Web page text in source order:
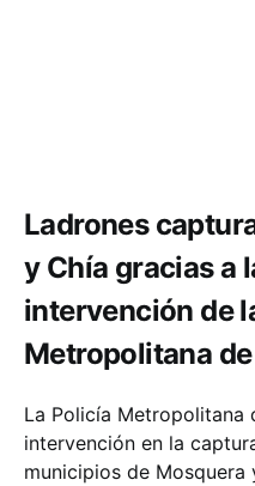
Ladrones
y Chía gracias a
intervención de
Metropolitana
La Policía Metropolitana
intervención en la
municipios de Mosquera